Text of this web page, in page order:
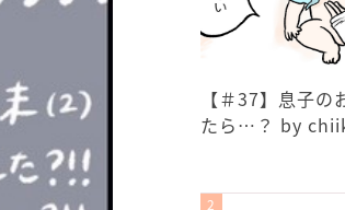
【＃37】息子
たら…？ by